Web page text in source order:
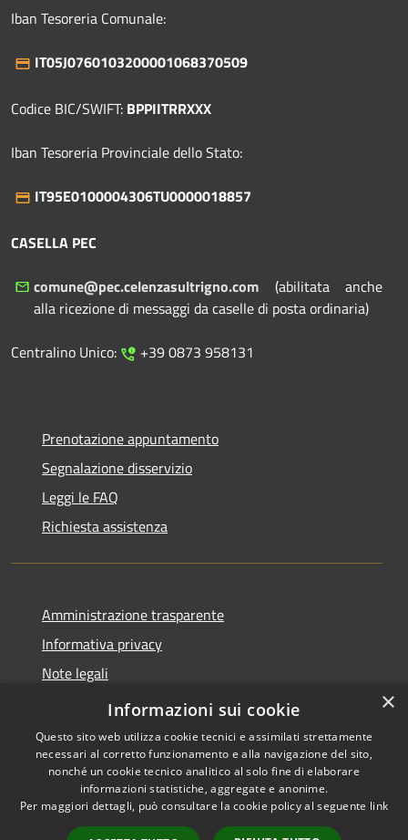
Iban Tesoreria Comunale:
IT05J0760103200001068370509
Codice BIC/SWIFT: BPPIITRRXXX
Iban Tesoreria Provinciale dello Stato:
IT95E0100004306TU0000018857
CASELLA PEC
comune@pec.celenzasultrigno.com (abilitata anche
alla ricezione di messaggi da caselle di posta ordinaria)
Centralino Unico:
+39 0873 958131
Prenotazione appuntamento
Segnalazione disservizio
Leggi le FAQ
Richiesta assistenza
Amministrazione trasparente
Informativa privacy
Note legali
Dichiarazione di accessibilità
Accessibilità
Copyright © 2026 • Comune di
Celenza sul Trigno • Powered
×
Informazioni sui cookie
Questo sito web utilizza cookie tecnici e assimilati strettamente
necessari al corretto funzionamento e alla navigazione del sito,
nonché un cookie tecnico analitico al solo fine di elaborare
informazioni statistiche, aggregate e anonime.
Per maggiori dettagli, può consultare la cookie policy al seguente link